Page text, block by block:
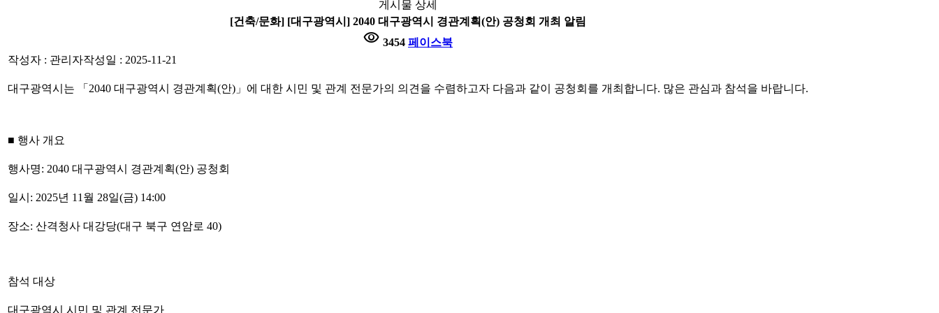
게시물 상세
[건축/문화] [대구광역시] 2040 대구광역시 경관계획(안) 공청회 개최 알림
visibility 3454 페이스북
작성자 : 관리자작성일 : 2025-11-21
대구광역시는 「2040 대구광역시 경관계획(안)」에 대한 시민 및 관계 전문가의 의견을 수렴하고자 다음과 같이 공청회를 개최합니다. 많은 관심과 참석을 바랍니다.
■ 행사 개요
행사명: 2040 대구광역시 경관계획(안) 공청회
일시: 2025년 11월 28일(금) 14:00
장소: 산격청사 대강당(대구 북구 연암로 40)
참석 대상
대구광역시 시민 및 관계 전문가